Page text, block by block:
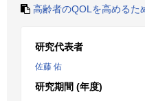
高齢者のQOLを高めるた
研究代表者
佐藤 佑
研究期間 (年度)